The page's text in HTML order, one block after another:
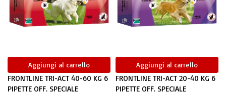
Aggiungi al carrello
FRONTLINE TRI-ACT 40-60 KG 6
PIPETTE OFF. SPECIALE
Aggiungi al carrello
FRONTLINE TRI-ACT 20-40 KG 6
PIPETTE OFF. SPECIALE